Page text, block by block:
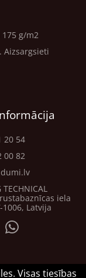
g/m2
Aizsargsieti
20 54
00 82
iela
1006, Latvija
Visas tiesības